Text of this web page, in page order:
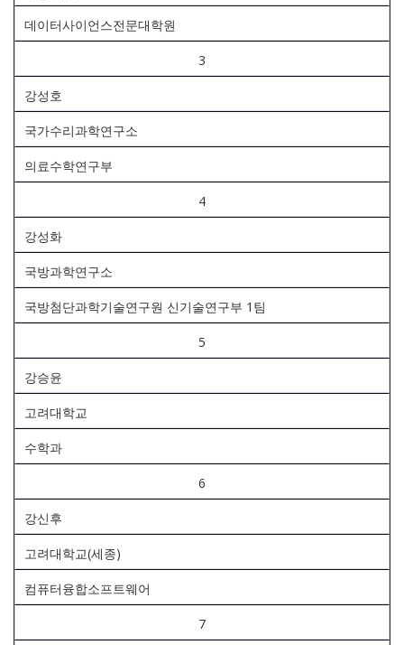
데이터사이언스전문대학원
3
강성호
국가수리과학연구소
의료수학연구부
4
강성화
국방과학연구소
국방첨단과학기술연구원 신기술연구부 1팀
5
강승윤
고려대학교
수학과
6
강신후
고려대학교(세종)
컴퓨터융합소프트웨어
7